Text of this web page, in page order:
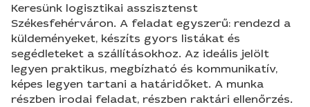
Keresünk logisztikai asszisztenst
Székesfehérváron. A feladat egyszerű: rendezd a
küldeményeket, készíts gyors listákat és
segédleteket a szállításokhoz. Az ideális jelölt
legyen praktikus, megbízható és kommunikatív,
képes legyen tartani a határidőket. A munka
részben irodai feladat, részben raktári ellenőrzés.